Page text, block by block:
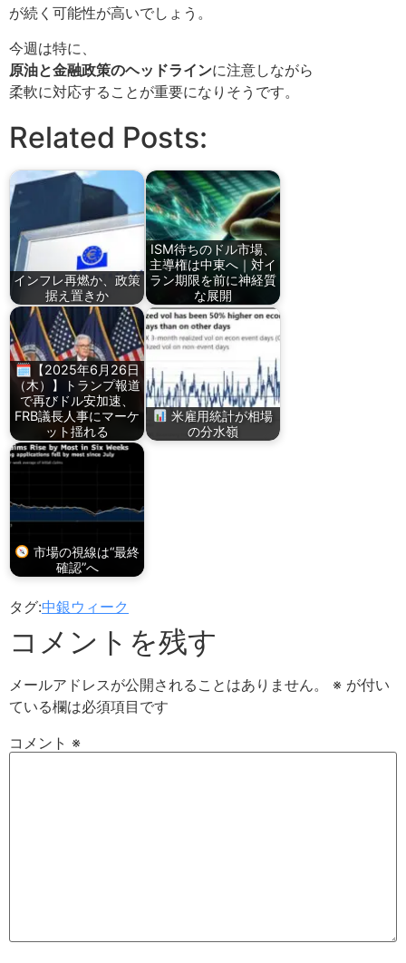
が続く可能性が高いでしょう。
今週は特に、
原油と金融政策のヘッドラインに注意しながら
柔軟に対応することが重要になりそうです。
Related Posts:
インフレ再燃か、政策
据え置きか
ISM待ちのドル市場、
主導権は中東へ｜対イ
ラン期限を前に神経質
な展開
🗓【2025年6月26日
（木）】トランプ報道
で再びドル安加速、
FRB議長人事にマーケ
ット揺れる
米雇用統計が相場
の分水嶺
市場の視線は“最終
確認”へ
タグ:中銀ウィーク
コメントを残す
メールアドレスが公開されることはありません。 ※ が付い
ている欄は必須項目です
コメント ※